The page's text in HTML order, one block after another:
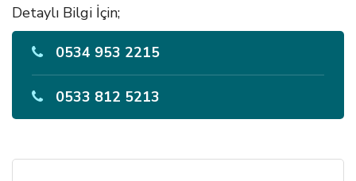
Detaylı Bilgi İçin;
0534 953 2215
0533 812 5213